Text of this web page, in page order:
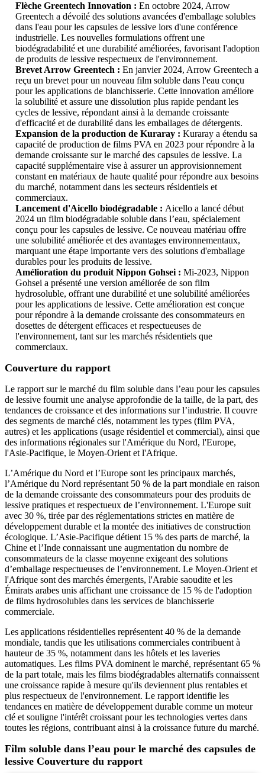
Flèche Greentech Innovation : En octobre 2024, Arrow
Greentech a dévoilé des solutions avancées d'emballage solubles
dans l'eau pour les capsules de lessive lors d'une conférence
industrielle. Les nouvelles formulations offrent une
biodégradabilité et une durabilité améliorées, favorisant l'adoption
de produits de lessive respectueux de l'environnement.
Brevet Arrow Greentech : En janvier 2024, Arrow Greentech a
reçu un brevet pour un nouveau film soluble dans l'eau conçu
pour les applications de blanchisserie. Cette innovation améliore
la solubilité et assure une dissolution plus rapide pendant les
cycles de lessive, répondant ainsi à la demande croissante
d'efficacité et de durabilité dans les emballages de détergents.
Expansion de la production de Kuraray : Kuraray a étendu sa
capacité de production de films PVA en 2023 pour répondre à la
demande croissante sur le marché des capsules de lessive. La
capacité supplémentaire vise à assurer un approvisionnement
constant en matériaux de haute qualité pour répondre aux besoins
du marché, notamment dans les secteurs résidentiels et
commerciaux.
Lancement d'Aicello biodégradable : Aicello a lancé début
2024 un film biodégradable soluble dans l’eau, spécialement
conçu pour les capsules de lessive. Ce nouveau matériau offre
une solubilité améliorée et des avantages environnementaux,
marquant une étape importante vers des solutions d'emballage
durables pour les produits de lessive.
Amélioration du produit Nippon Gohsei : Mi-2023, Nippon
Gohsei a présenté une version améliorée de son film
hydrosoluble, offrant une durabilité et une solubilité améliorées
pour les applications de lessive. Cette amélioration est conçue
pour répondre à la demande croissante des consommateurs en
dosettes de détergent efficaces et respectueuses de
l'environnement, tant sur les marchés résidentiels que
commerciaux.
Couverture du rapport
Le rapport sur le marché du film soluble dans l’eau pour les capsules
de lessive fournit une analyse approfondie de la taille, de la part, des
tendances de croissance et des informations sur l’industrie. Il couvre
des segments de marché clés, notamment les types (film PVA,
autres) et les applications (usage résidentiel et commercial), ainsi que
des informations régionales sur l'Amérique du Nord, l'Europe,
l'Asie-Pacifique, le Moyen-Orient et l'Afrique.
L’Amérique du Nord et l’Europe sont les principaux marchés,
l’Amérique du Nord représentant 50 % de la part mondiale en raison
de la demande croissante des consommateurs pour des produits de
lessive pratiques et respectueux de l’environnement. L'Europe suit
avec 30 %, tirée par des réglementations strictes en matière de
développement durable et la montée des initiatives de construction
écologique. L’Asie-Pacifique détient 15 % des parts de marché, la
Chine et l’Inde connaissant une augmentation du nombre de
consommateurs de la classe moyenne exigeant des solutions
d’emballage respectueuses de l’environnement. Le Moyen-Orient et
l'Afrique sont des marchés émergents, l'Arabie saoudite et les
Émirats arabes unis affichant une croissance de 15 % de l'adoption
de films hydrosolubles dans les services de blanchisserie
commerciale.
Les applications résidentielles représentent 40 % de la demande
mondiale, tandis que les utilisations commerciales contribuent à
hauteur de 35 %, notamment dans les hôtels et les laveries
automatiques. Les films PVA dominent le marché, représentant 65 %
de la part totale, mais les films biodégradables alternatifs connaissent
une croissance rapide à mesure qu'ils deviennent plus rentables et
plus respectueux de l'environnement. Le rapport identifie les
tendances en matière de développement durable comme un moteur
clé et souligne l'intérêt croissant pour les technologies vertes dans
toutes les régions, contribuant ainsi à la croissance future du marché.
Film soluble dans l’eau pour le marché des capsules de
lessive Couverture du rapport